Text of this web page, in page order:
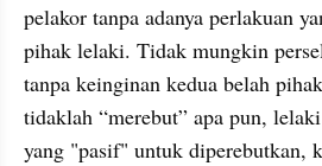
pelakor tanpa adanya perlakuan
pihak lelaki. Tidak mungkin
tanpa keinginan kedua belah
tidaklah “merebut” apa pun,
yang "pasif" untuk diperebutkan,